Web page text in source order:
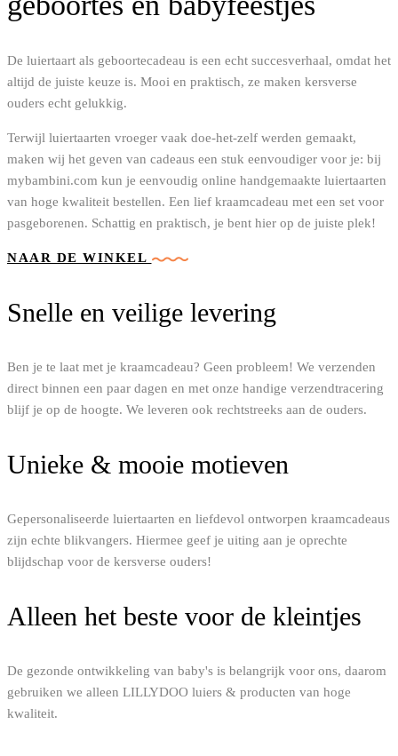
De luiertaart als geboortecadeau is een echt succesverhaal, omdat het
altijd de juiste keuze is. Mooi en praktisch, ze maken kersverse
ouders echt gelukkig.
Terwijl luiertaarten vroeger vaak doe-het-zelf werden gemaakt,
maken wij het geven van cadeaus een stuk eenvoudiger voor je: bij
mybambini.com kun je eenvoudig online handgemaakte luiertaarten
van hoge kwaliteit bestellen. Een lief kraamcadeau met een set voor
pasgeborenen. Schattig en praktisch, je bent hier op de juiste plek!
NAAR DE WINKEL
Snelle en veilige levering
Ben je te laat met je kraamcadeau? Geen probleem! We verzenden
direct binnen een paar dagen en met onze handige verzendtracering
blijf je op de hoogte. We leveren ook rechtstreeks aan de ouders.
Unieke & mooie motieven
Gepersonaliseerde luiertaarten en liefdevol ontworpen kraamcadeaus
zijn echte blikvangers. Hiermee geef je uiting aan je oprechte
blijdschap voor de kersverse ouders!
Alleen het beste voor de kleintjes
De gezonde ontwikkeling van baby's is belangrijk voor ons, daarom
gebruiken we alleen LILLYDOO luiers & producten van hoge
kwaliteit.